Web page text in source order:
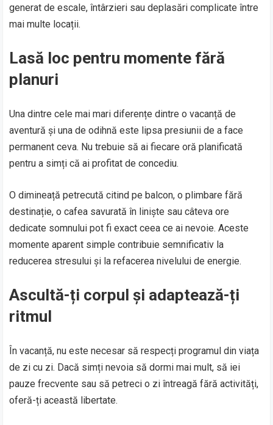
generat de escale, întârzieri sau deplasări complicate între
mai multe locații.
Lasă loc pentru momente fără
planuri
Una dintre cele mai mari diferențe dintre o vacanță de
aventură și una de odihnă este lipsa presiunii de a face
permanent ceva. Nu trebuie să ai fiecare oră planificată
pentru a simți că ai profitat de concediu.
O dimineață petrecută citind pe balcon, o plimbare fără
destinație, o cafea savurată în liniște sau câteva ore
dedicate somnului pot fi exact ceea ce ai nevoie. Aceste
momente aparent simple contribuie semnificativ la
reducerea stresului și la refacerea nivelului de energie.
Ascultă-ți corpul și adaptează-ți
ritmul
În vacanță, nu este necesar să respecți programul din viața
de zi cu zi. Dacă simți nevoia să dormi mai mult, să iei
pauze frecvente sau să petreci o zi întreagă fără activități,
oferă-ți această libertate.